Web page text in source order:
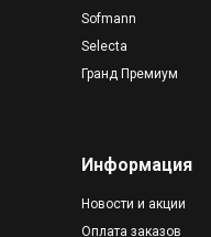
Информация
Оплата заказов
Sofmann
Selecta
Новости и акции
Гранд Премиум